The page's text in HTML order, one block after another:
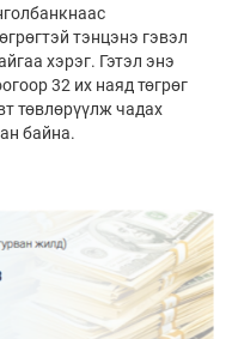
тэнцэнэ гэвэл
хэрэг. Гэтэл энэ
32 их наяд төгрөг
төвлөрүүлж чадах
байна.